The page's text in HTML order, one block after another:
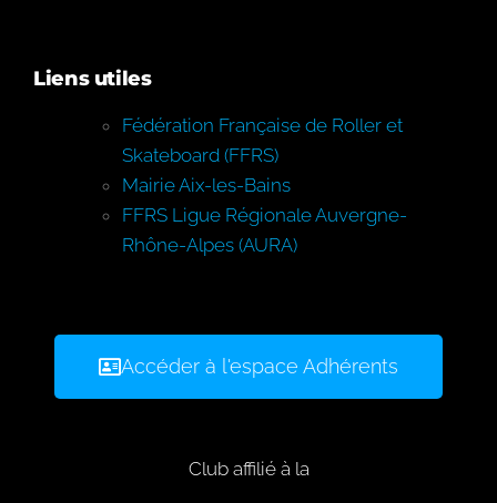
Liens utiles
Fédération Française de Roller et
Skateboard (FFRS)
Mairie Aix-les-Bains
FFRS Ligue Régionale Auvergne-
Rhône-Alpes (AURA)
Accéder à l'espace Adhérents
Club affilié à la